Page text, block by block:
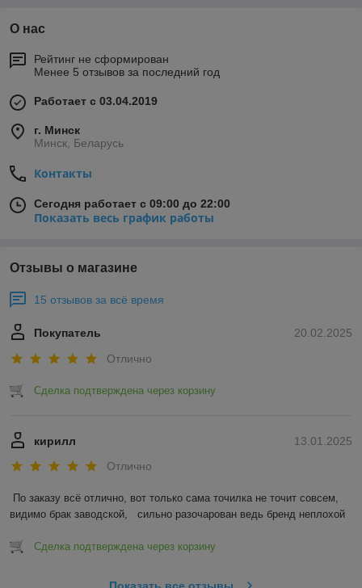
О нас
Рейтинг не сформирован
Менее 5 отзывов за последний год
Работает с 03.04.2019
г. Минск
Минск, Беларусь
Контакты
Сегодня работает с 09:00 до 22:00
Показать весь график работы
Отзывы о магазине
15 отзывов за всё время
20.02.2025
Покупатель
Отлично
Сделка подтверждена через корзину
13.01.2025
кирилл
Отлично
По заказу всё отлично, вот только сама точилка не точит совсем,
видимо брак заводской,   сильно разочарован ведь бренд неплохой
Сделка подтверждена через корзину